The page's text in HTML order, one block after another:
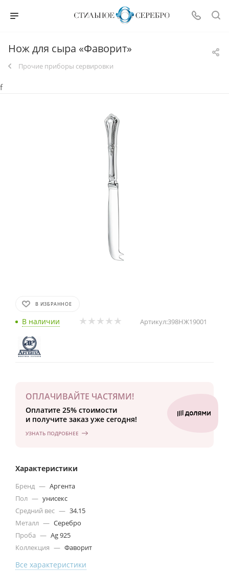
Нож для сыра «Фаворит»
Прочие приборы сервировки
f
В ИЗБРАННОЕ
В наличии Артикул:398НЖ19001
ОПЛАЧИВАЙТЕ ЧАСТЯМИ!
Оплатите 25% стоимости
и получите заказ уже сегодня!
УЗНАТЬ ПОДРОБНЕЕ
Характеристики
Бренд — Аргента
Пол — унисекс
Средний вес — 34.15
Металл — Серебро
Проба — Ag 925
Коллекция — Фаворит
Все характеристики